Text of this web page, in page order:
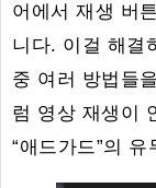
어에서 재생 버
니다. 이걸 해결
중 여러 방법들
럼 영상 재생이
“애드가드”의